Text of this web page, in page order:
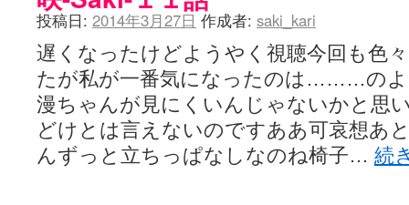
投稿日: 2014年3月27日 作成者: saki_kari
遅くなったけどようやく視聴今回も色
たが私が一番気になったのは………のよ
漫ちゃんが見にくいんじゃないかと思
どけとは言えないのですああ可哀想あ
んずっと立ちっぱなしなのね椅子… 続